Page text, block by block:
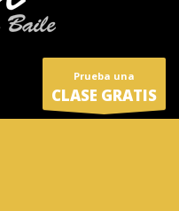
Prueba una
CLASE GRATIS